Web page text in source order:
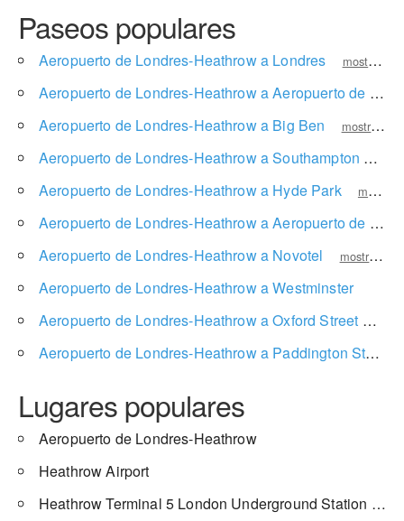
Paseos populares
Aeropuerto de Londres-Heathrow a Londres mostrar precio
Aeropuerto de Londres-Heathrow a Aeropuerto de Londres-Gatwick
Aeropuerto de Londres-Heathrow a Big Ben
mostrar precio
Aeropuerto de Londres-Heathrow a Southampton
Aeropuerto de Londres-Heathrow a Hyde Park mostrar precio
Aeropuerto de Londres-Heathrow a Aeropuerto de Londres-Luton
Aeropuerto de Londres-Heathrow a Novotel
mostrar precio
Aeropuerto de Londres-Heathrow a Westminster
Aeropuerto de Londres-Heathrow a Oxford Street
Aeropuerto de Londres-Heathrow a Paddington Station
Lugares populares
Aeropuerto de Londres-Heathrow
Heathrow Airport
Heathrow Terminal 5 London Underground Station London